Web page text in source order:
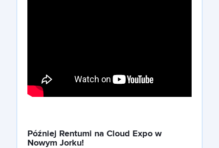
Później Rentumi na Cloud Expo w
Nowym Jorku!